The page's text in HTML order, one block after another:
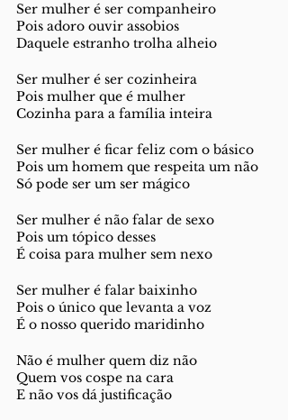
Ser mulher é ser companheiro
Pois adoro ouvir assobios
Daquele estranho trolha alheio
Ser mulher é ser cozinheira
Pois mulher que é mulher
Cozinha para a família inteira
Ser mulher é ficar feliz com o básico
Pois um homem que respeita um não
Só pode ser um ser mágico
Ser mulher é não falar de sexo
Pois um tópico desses
É coisa para mulher sem nexo
Ser mulher é falar baixinho
Pois o único que levanta a voz
É o nosso querido maridinho
Não é mulher quem diz não
Quem vos cospe na cara
E não vos dá justificação